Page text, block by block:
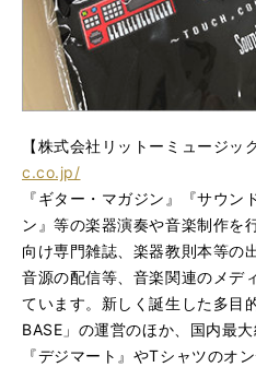
【株式会社リットーミュージック
c.co.jp/
『ギター・マガジン』『サウ
ン』等の楽器演奏や音楽制作を
向け専門雑誌、楽器教則本等の
音源の配信等、音楽関連のメデ
ています。新しく誕生した多目
BASE」の運営のほか、国内最
『デジマート』やTシャツのオ